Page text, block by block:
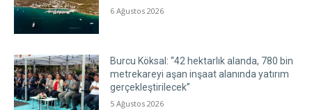
6 Ağustos 2026
Burcu Köksal: “42 hektarlık alanda, 780 bin
metrekareyi aşan inşaat alanında yatırım
gerçekleştirilecek”
5 Ağustos 2026